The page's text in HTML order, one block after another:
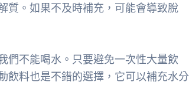
質。如果不及時補充，可能會導致脫
們不能喝水。只要避免一次性大量飲
飲料也是不錯的選擇，它可以補充水分